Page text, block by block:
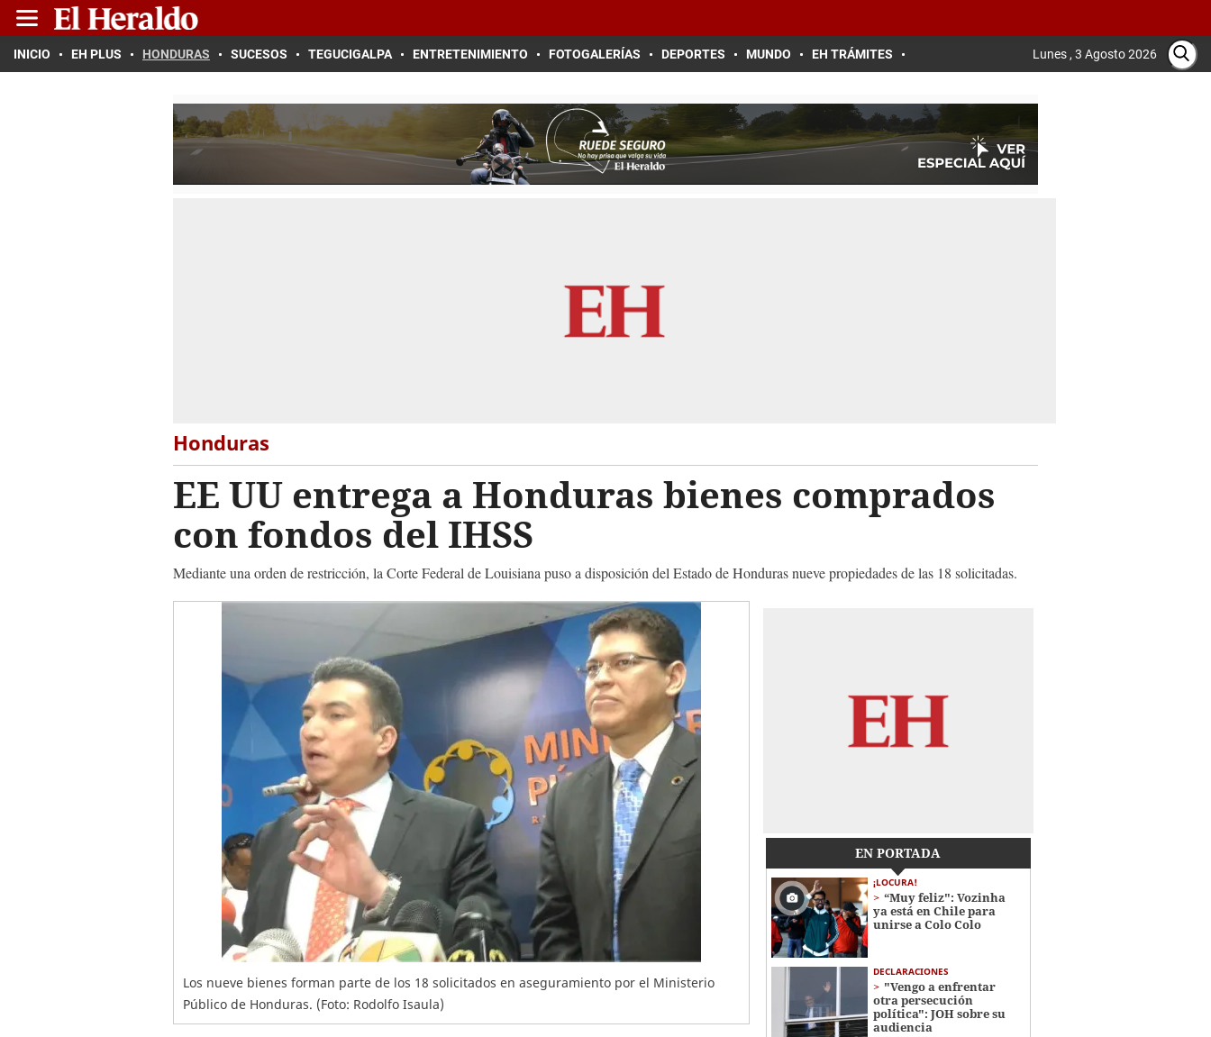
INICIO EH PLUS HONDURAS SUCESOS TEGUCIGALPA ENTRETENIMIENTO FOTOGALERÍAS DEPORTES MUNDO EH TRÁMITES Lunes , 3 Agosto 2026
Honduras
EE UU entrega a Honduras bienes comprados
con fondos del IHSS
Mediante una orden de restricción, la Corte Federal de Louisiana puso a disposición del Estado de Honduras nueve propiedades de las 18 solicitadas.
Los nueve bienes forman parte de los 18 solicitados en aseguramiento por el Ministerio
Público de Honduras. (Foto: Rodolfo Isaula)
EN PORTADA
¡LOCURA!
“Muy feliz": Vozinha
ya está en Chile para
unirse a Colo Colo
DECLARACIONES
"Vengo a enfrentar
otra persecución
política": JOH sobre su
audiencia